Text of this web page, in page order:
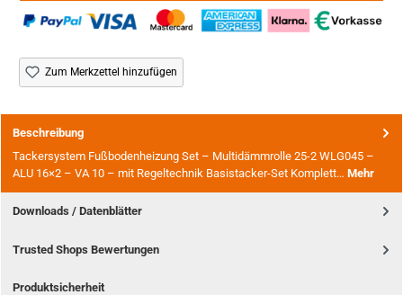
Zum Merkzettel hinzufügen
Beschreibung
Tackersystem Fußbodenheizung Set – Multidämmrolle 25-2 WLG045 –
ALU 16×2 – VA 10 – mit Regeltechnik Basistacker-Set Komplett… Mehr
Downloads / Datenblätter
Trusted Shops Bewertungen
Produktsicherheit